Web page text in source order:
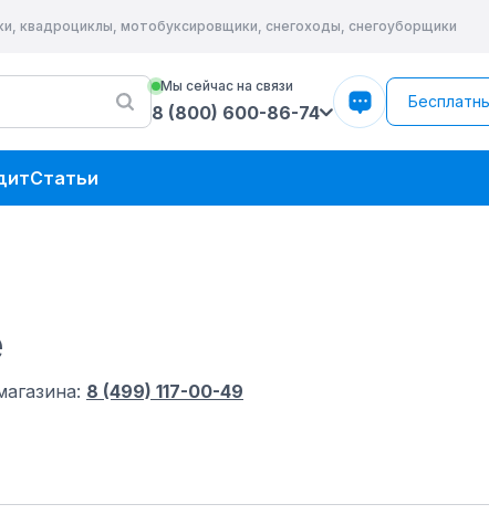
квадроциклы, мотобуксировщики, снегоходы, снегоуборщики
Мы сейчас на связи
8 (800) 600-86-74
Статьи
8 (499) 117-00-49